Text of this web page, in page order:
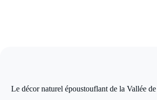
Le décor naturel époustouflant de la Vallée